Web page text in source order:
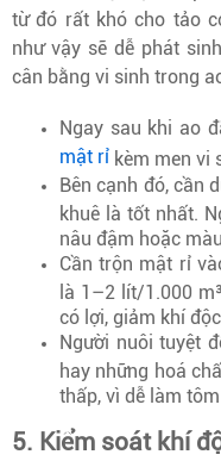
từ đó rất khó cho tảo
như vậy sẽ dễ phát
cân bằng vi sinh trong
Ngay sau khi ao
mật rỉ kèm men vi
Bên cạnh đó, cần
khuê là tốt nhất.
nâu đậm hoặc
Cần trộn mật rỉ
là 1–2 lít/1.000
có lợi, giảm khí
Người nuôi tuyệt
hay những hoá
thấp, vì dễ làm
5. Kiểm soát khí